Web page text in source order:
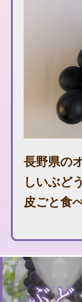
長野県の
しいぶど
皮ごと食